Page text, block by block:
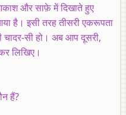
और साफ़े में दिखाते हुए
है। इसी तरह तीसरी एकरूपता
चादर-सी हो। अब आप दूसरी,
लिखिए।
हैं?